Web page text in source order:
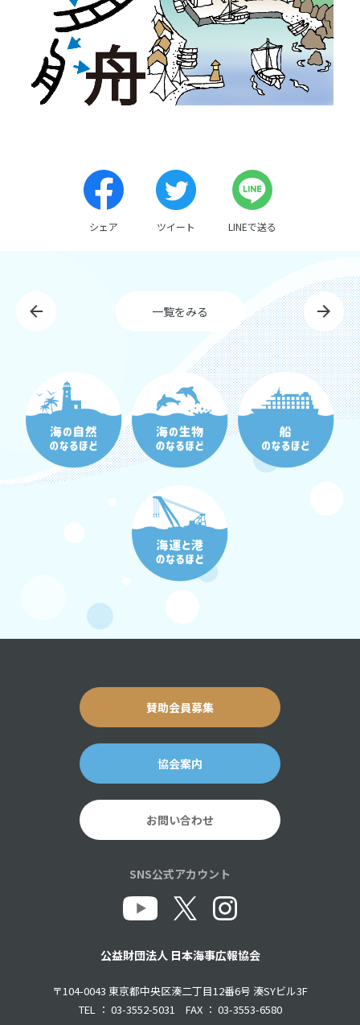
シェア ツイート LINEで送る
一覧をみる
賛助会員募集
協会案内
お問い合わせ
SNS公式アカウント
公益財団法人 日本海事広報協会
〒104-0043 東京都中央区湊二丁目12番6号 湊SYビル3F
TEL ： 03-3552-5031 FAX ： 03-3553-6580